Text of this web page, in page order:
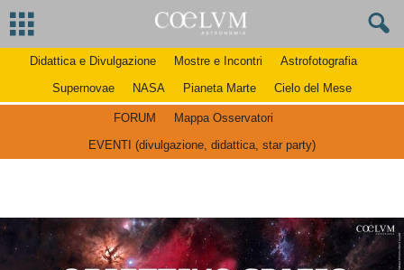
Didattica e Divulgazione Mostre e Incontri
Astrofotografia
Supernovae
NASA Pianeta Marte Cielo del Mese
FORUM
Mappa Osservatori
EVENTI (divulgazione, didattica, star party)